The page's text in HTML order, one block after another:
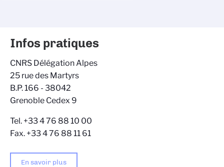
Infos pratiques
CNRS Délégation Alpes
25 rue des Martyrs
B.P. 166 - 38042
Grenoble Cedex 9
Tel. +33 4 76 88 10 00
Fax. +33 4 76 88 11 61
En savoir plus